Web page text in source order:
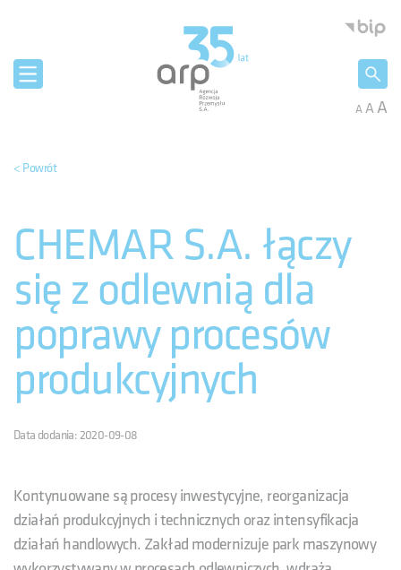
AAA
< Powrót
CHEMAR S.A. łączy
się z odlewnią dla
poprawy procesów
produkcyjnych
Data dodania: 2020-09-08
Kontynuowane są procesy inwestycyjne, reorganizacja
działań produkcyjnych i technicznych oraz intensyfikacja
działań handlowych. Zakład modernizuje park maszynowy